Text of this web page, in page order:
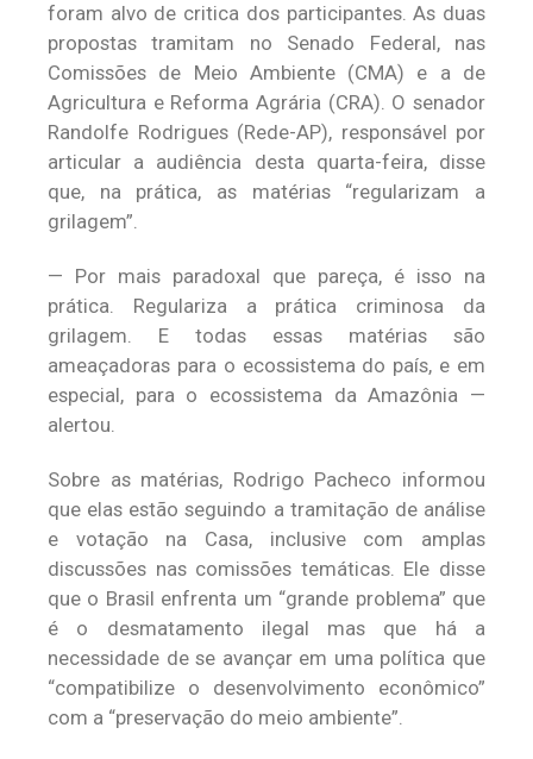
foram alvo de critica dos participantes. As duas
propostas tramitam no Senado Federal, nas
Comissões de Meio Ambiente (CMA) e a de
Agricultura e Reforma Agrária (CRA). O senador
Randolfe Rodrigues (Rede-AP), responsável por
articular a audiência desta quarta-feira, disse
que, na prática, as matérias “regularizam a
grilagem”.
— Por mais paradoxal que pareça, é isso na
prática. Regulariza a prática criminosa da
grilagem. E todas essas matérias são
ameaçadoras para o ecossistema do país, e em
especial, para o ecossistema da Amazônia —
alertou.
Sobre as matérias, Rodrigo Pacheco informou
que elas estão seguindo a tramitação de análise
e votação na Casa, inclusive com amplas
discussões nas comissões temáticas. Ele disse
que o Brasil enfrenta um “grande problema” que
é o desmatamento ilegal mas que há a
necessidade de se avançar em uma política que
“compatibilize o desenvolvimento econômico”
com a “preservação do meio ambiente”.